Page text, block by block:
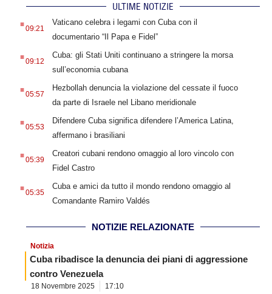
ULTIME NOTIZIE
.09:21
Vaticano celebra i legami con Cuba con il
documentario “Il Papa e Fidel”
.09:12
Cuba: gli Stati Uniti continuano a stringere la morsa
sull’economia cubana
.05:57
Hezbollah denuncia la violazione del cessate il fuoco
da parte di Israele nel Libano meridionale
.05:53
Difendere Cuba significa difendere l’America Latina,
affermano i brasiliani
.05:39
Creatori cubani rendono omaggio al loro vincolo con
Fidel Castro
.05:35
Cuba e amici da tutto il mondo rendono omaggio al
Comandante Ramiro Valdés
NOTIZIE RELAZIONATE
Notizia
Cuba ribadisce la denuncia dei piani di aggressione
contro Venezuela
18 Novembre 2025 17:10